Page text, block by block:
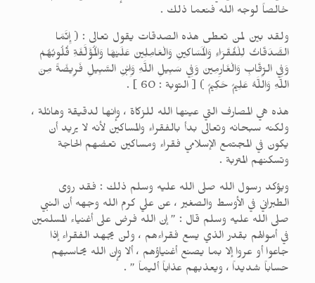
خالصاً لوجه الله فنعما ذلك .
ولقد بين لمن تعطى هذه الصدقات يقول تعالى : ( إِنَّمَا
الصَّدَقَاتُ لِلْفُقَرَاءِ وَالْمَسَاكِينِ وَالْعَامِلِينَ عَلَيْهَا وَالْمُؤَلَّفَةِ قُلُوبُهُمْ
وَفِي الرِّقَابِ وَالْغَارِمِينَ وَفِي سَبِيلِ اللَّهِ وَاِبْنِ السَّبِيلِ فَرِيضَةً مِنَ
اللَّهِ وَاللَّهُ عَلِيمٌ حَكِيمٌ ) [ التوبة : 60 ] .
هذه هي المصارف التي عينها الله للزكاة ، وإنها لدقيقة وهائلة ،
ولكنه سبحانه وتعالى بدأ بالفقراء والمساكين لأنه لا يريد أن
يكون في المجتمع الإسلامي فقراء ومساكين تعضهم الحاجة
وتسكنهم المتربة .
ويؤكد رسول الله صلى الله عليه وسلم ذلك : فقد روى
الطبراني في الأوسط والصغير ، عن علي كرم الله وجهه أن النبي
صلى الله عليه وسلم قال : ” إن الله فرض على أغنياء المسلمين
في أموالهم بقدر الذي يسع فقراءهم ، ولن يجهد الفقراء إذا
جاعوا أو عروا إلا بما يصنع أغنياؤهم ، ألا وإن الله يحاسبهم
حساباً شديداً ، ويعذبهم عذاباً أليماً ” .